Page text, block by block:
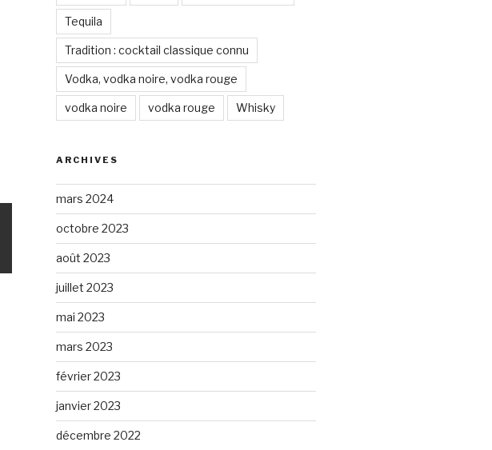
Tequila
Tradition : cocktail classique connu
Vodka, vodka noire, vodka rouge
vodka noire vodka rouge Whisky
ARCHIVES
mars 2024
octobre 2023
août 2023
juillet 2023
mai 2023
mars 2023
février 2023
janvier 2023
décembre 2022